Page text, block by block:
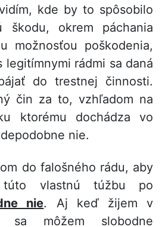
kde by to spôsobilo
škodu, okrem páchania
možnosťou poškodenia,
legitímnymi rádmi sa daná
do trestnej činnosti.
čin za to, vzhľadom na
ktorému dochádza vo
nie.
do falošného rádu, aby
túto vlastnú túžbu po
nie. Aj keď žijem v
sa môžem slobodne